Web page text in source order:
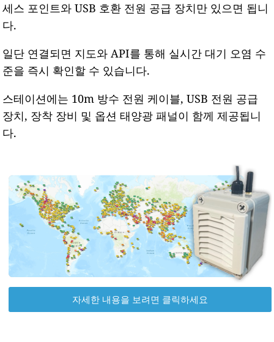
세스 포인트와 USB 호환 전원 공급 장치만 있으면 됩니
다.
일단 연결되면 지도와 API를 통해 실시간 대기 오염 수
준을 즉시 확인할 수 있습니다.
스테이션에는 10m 방수 전원 케이블, USB 전원 공급
장치, 장착 장비 및 옵션 태양광 패널이 함께 제공됩니
다.
자세한 내용을 보려면 클릭하세요